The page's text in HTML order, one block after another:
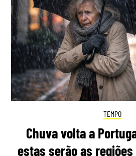
TEMPO
Chuva volta a
estas serão as